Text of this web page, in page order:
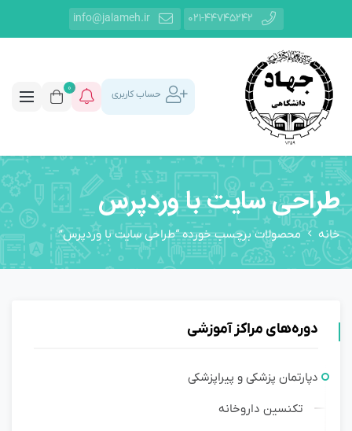
021-44745242
info@jalameh.ir
حساب کاربری
0
طراحی سایت با وردپرس
خانه محصولات برچسب خورده “طراحی سایت با وردپرس”
دوره‌های مراکز آموزشی
دپارتمان پزشکی و پیراپزشکی
تکنسین داروخانه